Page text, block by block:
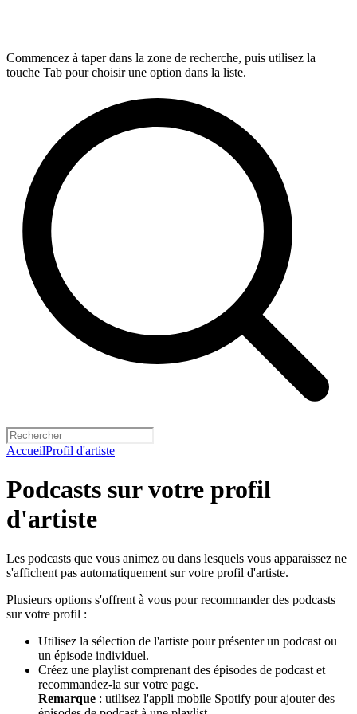
Commencez à taper dans la zone de recherche, puis utilisez la
touche Tab pour choisir une option dans la liste.
AccueilProfil d'artiste
Podcasts sur votre profil
d'artiste
Les podcasts que vous animez ou dans lesquels vous apparaissez ne
s'affichent pas automatiquement sur votre profil d'artiste.
Plusieurs options s'offrent à vous pour recommander des podcasts
sur votre profil :
Utilisez la sélection de l'artiste pour présenter un podcast ou
un épisode individuel.
Créez une playlist comprenant des épisodes de podcast et
recommandez-la sur votre page.
Remarque : utilisez l'appli mobile Spotify pour ajouter des